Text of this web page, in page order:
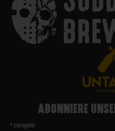
ABONNIERE
* zwingend